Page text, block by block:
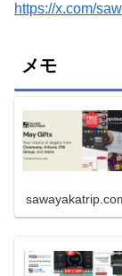
https://x.com/
メモ